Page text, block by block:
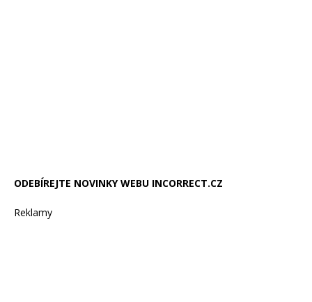
ODEBÍREJTE NOVINKY WEBU INCORRECT.CZ
Reklamy